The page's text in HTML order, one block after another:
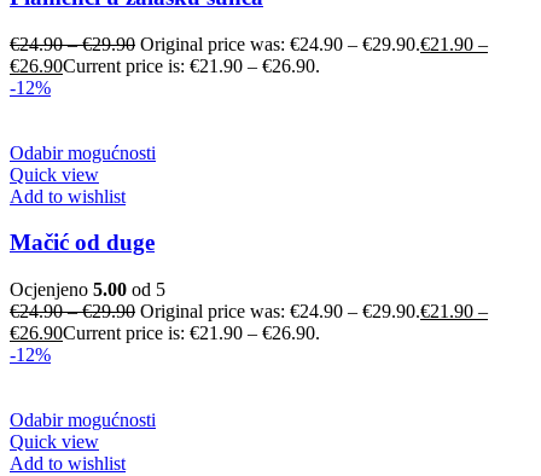
€24.90–€29.90 Original price was: €24.90 – €29.90.€21.90 –
€26.90Current price is: €21.90 – €26.90.
-12%
Odabir mogućnosti
Quick view
Add to wishlist
Mačić od duge
Ocjenjeno 5.00 od 5
€24.90–€29.90 Original price was: €24.90 – €29.90.€21.90 –
€26.90Current price is: €21.90 – €26.90.
-12%
Odabir mogućnosti
Quick view
Add to wishlist